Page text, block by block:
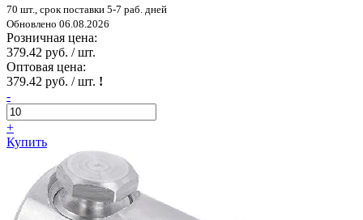
70 шт., срок поставки 5-7 раб. дней
Обновлено 06.08.2026
Розничная цена:
379.42 руб. / шт.
Оптовая цена:
379.42 руб. / шт. !
-
+
Купить